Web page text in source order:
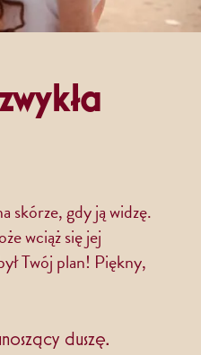
skórze, gdy ją widzę.
wciąż się jej
Twój plan! Piękny,
duszę.